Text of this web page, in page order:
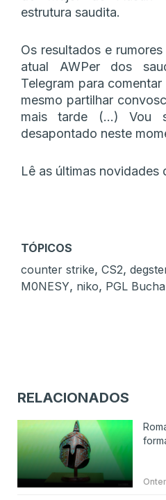
estrutura saudita.
Os resultados e
atual AWPer dos
Telegram para
mesmo partilhar
mais tarde (…) Vou
desapontado neste
Lê as últimas novidades
TÓPICOS
counter strike, CS2,
M0NESY, niko, PGL
RELACIONADOS